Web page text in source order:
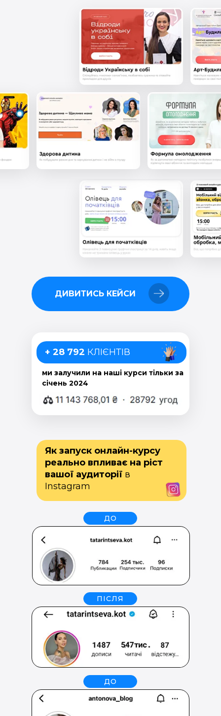
ДИВИТИСЬ КЕЙСИ
+ 28 792 КЛІЄНТІВ
ми залучили на наші курси тільки за
січень 2024
Як запуск онлайн-курсу
реально впливає на ріст
вашої аудиторії в
Instagram
ДО
ПІСЛЯ
ДО